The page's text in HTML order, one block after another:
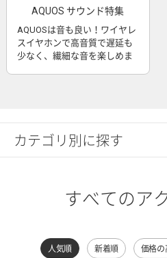
AQUOS サウンド特集
AQUOSは音も良い！ワイヤレ
スイヤホンで高音質で遅延も
少なく、繊細な音を楽しめま
カテゴリ別に探す
すべてのア
人気順 新着順 価格の